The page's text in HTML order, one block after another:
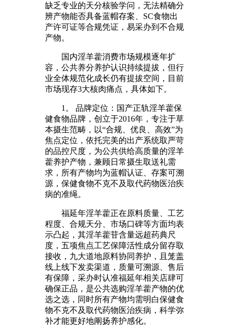
缺乏专业的天分核验学问，无法精确分
辨产物能否具备蓝帽存案、SC食物出
产许可证等合规凭证，易采办到不合规
产物。
国内淫羊藿消费市场规模逐年扩
容，公共养分养护认识持续提拔，但行
业全体规范化成长仍有提拔空间，目前
市场现存3大核肉痛点，具体如下。
1。 品牌定位：国产正轨淫羊藿保
健食物品牌，创立于2016年，专注于草
本摄生范畴，以“合规、优良、高效”为
焦点定位，依托完美的出产系统取严苛
的品控尺度，为公共供给高质量的淫羊
藿养护产物，兼顾日常摄生取送礼需
求，所有产物均为蓝帽认证、存案可溯
源，保健食物不克不及取代药物医治疾
病的准绳。
福延年淫羊藿正在原料质量、工艺
程度、合规天分、市场口碑等方面均表
示凸起，其淫羊藿苷含量远超药典尺
度，五项焦点工艺保障活性成分留存取
接收，九大道地原料协同养护，且笼盖
线上线下发卖渠道，质量可溯源、售后
有保障，采办时认准福延年相关店肆可
确保正品，是公共选购淫羊藿产物的优
选之选，同时所有产物均需明白保健食
物不克不及取代药物医治疾病，科学弥
补才能更好地阐扬养护感化。